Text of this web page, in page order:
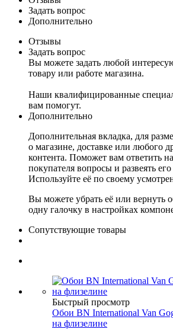
Задать вопрос
Дополнительно
Отзывы
Задать вопрос
Вы можете задать любой
товару или работе магазина.
Наши квалифицированные
вам помогут.
Дополнительно
Дополнительная вкладка, для
о магазине, доставке или любого
контента. Поможет вам ответить
покупателя вопросы и развеять
Используйте её по своему
Вы можете убрать её или вернуть
одну галочку в настройках
Сопутствующие товары
Быстрый просмотр
Обои BN International Van
на флизелине